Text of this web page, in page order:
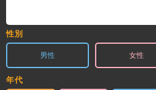
性別
男性 女性
年代